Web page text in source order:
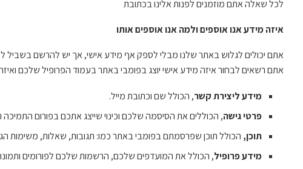
לכל שאלה אתם מוזמנים לפנות אלינו בכתובת
איזה מידע אנו אוספים ולמה אנו אוספים אותו
אתם יכולים לגלוש באתר שלנו מבלי לספק אף מידע אישי, אך יש להרשם בשביל
אתם רשאים לבחור איזה מידע אישי יוצג בפומבי באתר בעמוד הפרופיל שלכם
מידע ליצירת קשר, הכולל שם וכתובת מייל.
פרטי גישה, הכוללים את הסיסמה שלכם וכינוי שייצג אתכם בפורום התמיכה
תוכן, הכולל תוכן שפרסמתם בפומבי באתר כמו: תגובות, שאלות, משימות
מידע פרופיל, הכולל את המועדפים שלכם, הרשמות שלכם לפורומים